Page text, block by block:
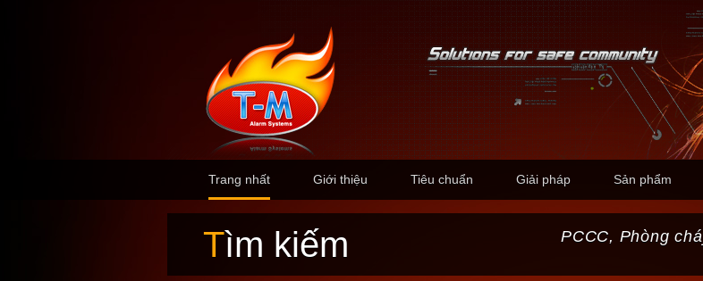
Trang nhất Giới thiệu Tiêu chuẩn Giải pháp Sản phẩm
Tìm kiếm PCCC, Phòng